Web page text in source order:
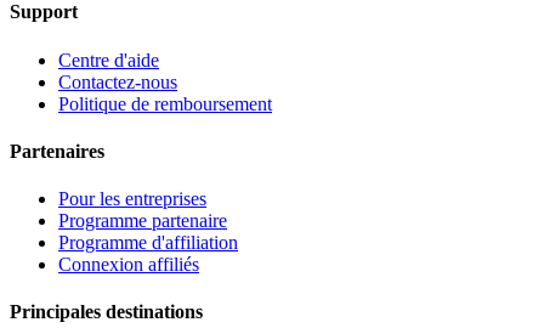
Support
Centre d'aide
Contactez-nous
Politique de remboursement
Partenaires
Pour les entreprises
Programme partenaire
Programme d'affiliation
Connexion affiliés
Principales destinations